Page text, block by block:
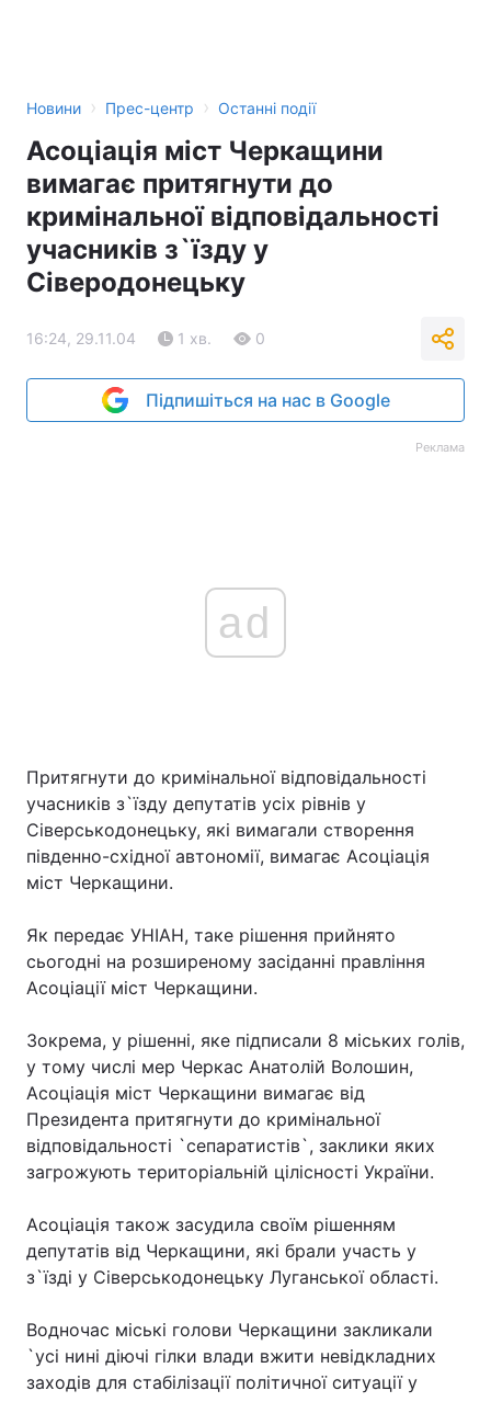
Новини › Прес-центр › Останні події
Асоціація міст Черкащини
вимагає притягнути до
кримінальної відповідальності
учасників з`їзду у
Сіверодонецьку
16:24, 29.11.04 1 хв. 0
Підпишіться на нас в Google
Реклама
ad
Притягнути до кримінальної відповідальності
учасників з`їзду депутатів усіх рівнів у
Сіверськодонецьку, які вимагали створення
південно-східної автономії, вимагає Асоціація
міст Черкащини.
Як передає УНІАН, таке рішення прийнято
сьогодні на розширеному засіданні правління
Асоціації міст Черкащини.
Зокрема, у рішенні, яке підписали 8 міських голів,
у тому числі мер Черкас Анатолій Волошин,
Асоціація міст Черкащини вимагає від
Президента притягнути до кримінальної
відповідальності `сепаратистів`, заклики яких
загрожують територіальній цілісності України.
Асоціація також засудила своїм рішенням
депутатів від Черкащини, які брали участь у
з`їзді у Сіверськодонецьку Луганської області.
Водночас міські голови Черкащини закликали
`усі нині діючі гілки влади вжити невідкладних
заходів для стабілізації політичної ситуації у